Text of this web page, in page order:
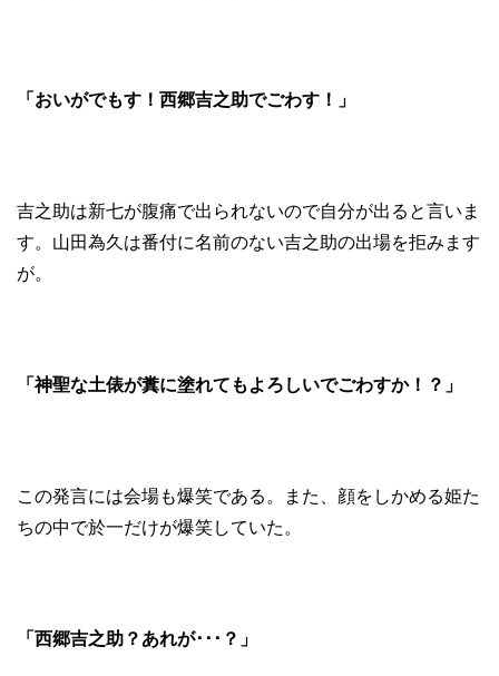
「おいがでもす！西郷吉之助でごわす！」
吉之助は新七が腹痛で出られないので自分が出ると言いま
す。山田為久は番付に名前のない吉之助の出場を拒みます
が。
「神聖な土俵が糞に塗れてもよろしいでごわすか！？」
この発言には会場も爆笑である。また、顔をしかめる姫た
ちの中で於一だけが爆笑していた。
「西郷吉之助？あれが･･･？」